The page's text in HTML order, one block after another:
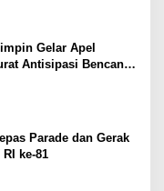
Gelar Apel
Antisipasi Bencana
Parade dan Gerak
ke-81